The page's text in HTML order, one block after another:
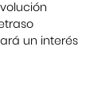
un interés